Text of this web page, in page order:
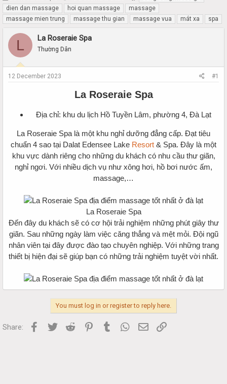
h
r
e
d
s
r
t
a
r
d
a
dien dan massage
hoi quan massage
massage
massage mien trung
massage thu gian massage vua mát xa spa
L La Roseraie Spa
Thường Dân
12 December 2023 #1
La Roseraie Spa
Địa chỉ: khu du lịch Hồ Tuyền Lâm, phường 4, Đà Lạt
La Roseraie Spa là một khu nghỉ dưỡng đẳng cấp. Đạt tiêu
chuẩn 4 sao tại Dalat Edensee Lake Resort & Spa. Đây là một
khu vực dành riêng cho những du khách có nhu cầu thư giãn,
nghỉ ngơi. Với nhiều dịch vụ như xông hơi, hồ bơi nước ấm,
massage,…
La Roseraie Spa
Đến đây du khách sẽ có cơ hội trải nghiệm những phút giây thư
giãn. Sau những ngày làm việc căng thẳng và mệt mỏi. Đội ngũ
nhân viên tại đây được đào tạo chuyên nghiệp. Với những trang
thiết bị hiện đại sẽ giúp bạn có những trải nghiệm tuyệt vời nhất.
You must log in or register to reply here.
Share: Facebook
Twitter Reddit PinterestTumblr WhatsApp
Email